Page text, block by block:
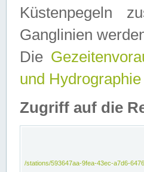
Küstenpegeln
Ganglinien
Die
und Hydrographie
Zugriff auf die
/stations/593647aa-9fea-43ec-a7d6-